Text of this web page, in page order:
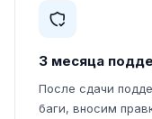
3 месяца
После сдачи
баги, вносим